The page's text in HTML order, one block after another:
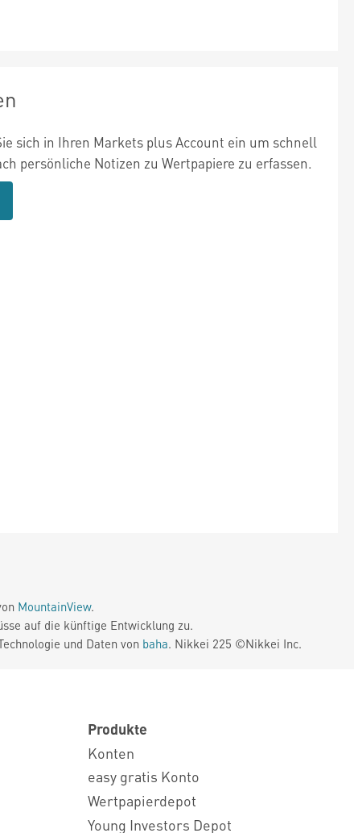
sich in Ihren Markets plus Account ein um schnell
persönliche Notizen zu Wertpapiere zu erfassen.
MountainView.
auf die künftige Entwicklung zu.
und Daten von baha. Nikkei 225 ©Nikkei Inc.
Produkte
Konten
easy gratis Konto
Wertpapierdepot
Young Investors Depot